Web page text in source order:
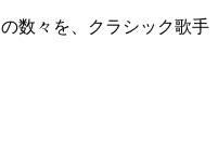
数々を、クラシック歌手